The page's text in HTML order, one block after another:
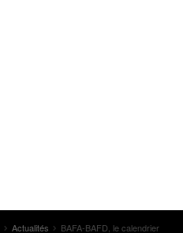
Actualités BAFA-BAFD, le calendrier